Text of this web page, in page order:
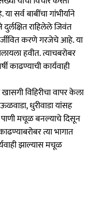
सर्व बाबींचा गांभीर्याने
राहिलेले जिवंत
करणे गरजेचे आहे. या
हवीत. त्याचबरोबर
काढण्याची कार्यवाही
विहिरीचा वापर केला
धुरीवाडा यांसह
पाणी मचूळ बनल्याचे दिसून
त्या भागात
झाल्यास मचूळ